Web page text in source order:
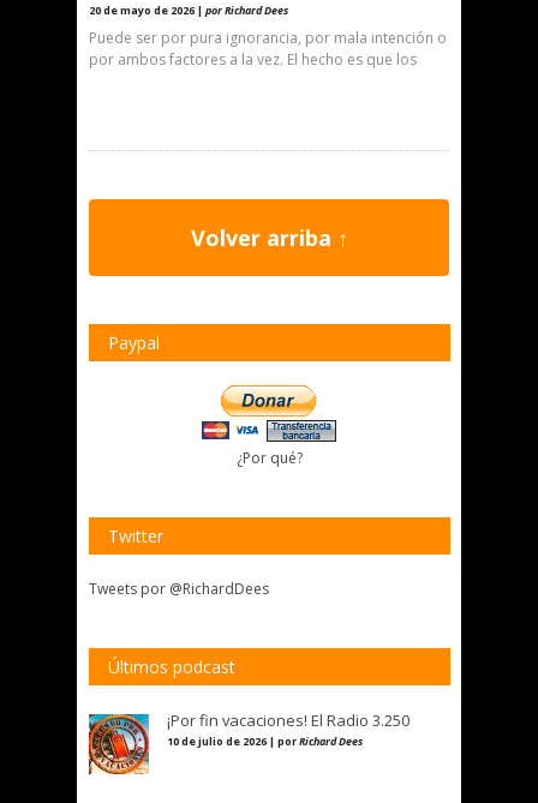
20 de mayo de 2026 | por Richard Dees
Puede ser por pura ignorancia, por mala intención o
por ambos factores a la vez. El hecho es que los
Volver arriba ↑
Paypal
¿Por qué?
Twitter
Tweets por @RichardDees
Últimos podcast
¡Por fin vacaciones! El Radio 3.250
10 de julio de 2026 | porRichard Dees